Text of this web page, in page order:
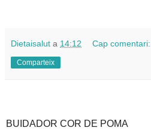
Dietaisalut a 14:12 Cap comentari:
Comparteix
BUIDADOR COR DE POMA